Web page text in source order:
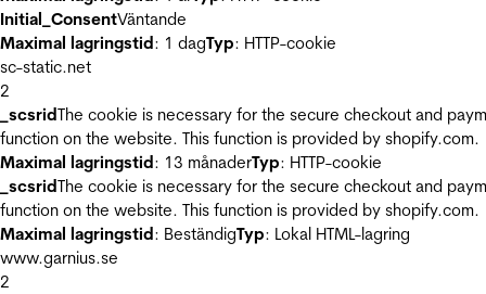
Initial_ConsentVäntande
Maximal lagringstid: 1 dagTyp: HTTP-cookie
sc-static.net
2
_scsridThe cookie is necessary for the secure checkout and
function on the website. This function is provided by shopify.com.
Maximal lagringstid: 13 månaderTyp: HTTP-cookie
_scsridThe cookie is necessary for the secure checkout and
function on the website. This function is provided by shopify.com.
Maximal lagringstid: BeständigTyp: Lokal HTML-lagring
www.garnius.se
2